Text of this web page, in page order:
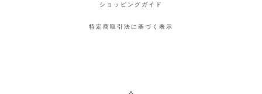
ショッピングガイド
特定商取引法に基づく表示